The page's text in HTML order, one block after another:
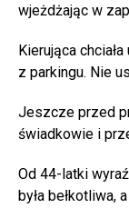
wjeżdżając w
Kierująca
z parkingu. Nie
Jeszcze przed
świadkowie i
Od 44-latki
była bełkotliwa,